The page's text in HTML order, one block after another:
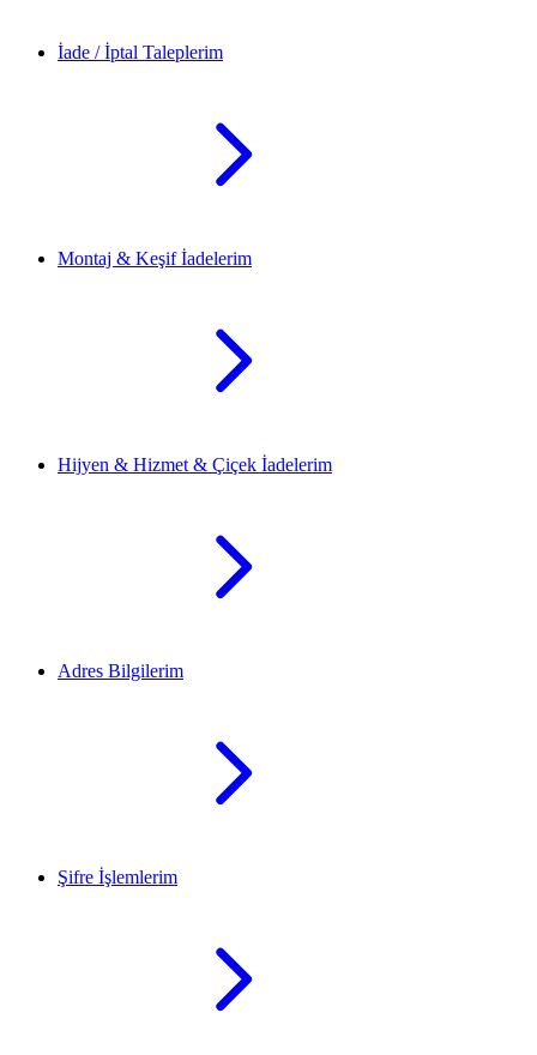
İade / İptal Taleplerim
Montaj & Keşif İadelerim
Hijyen & Hizmet & Çiçek İadelerim
Adres Bilgilerim
Şifre İşlemlerim